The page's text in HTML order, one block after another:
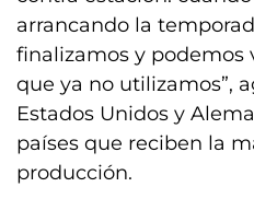
arrancando la
finalizamos y podemos
que ya no utilizamos”,
Estados Unidos y
países que reciben la
producción.